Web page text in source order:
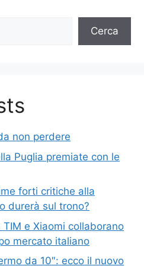
Cerca
non perdere
Puglia premiate con le
forti critiche alla
durerà sul trono?
e Xiaomi collaborano
mercato italiano
da 10″: ecco il nuovo